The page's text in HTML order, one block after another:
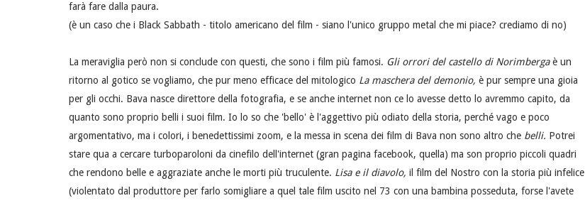
farà fare dalla paura.
(è un caso che i Black Sabbath - titolo americano del film - siano l'unico gruppo metal che mi piace? crediamo di no)
La meraviglia però non si conclude con questi, che sono i film più famosi. Gli orrori del castello di Norimbergaè un
ritorno al gotico se vogliamo, che pur meno efficace del mitologico La maschera del demonio, è pur sempre una gioia
per gli occhi. Bava nasce direttore della fotografia, e se anche internet non ce lo avesse detto lo avremmo capito, da
quanto sono proprio belli i suoi film. Io lo so che 'bello' è l'aggettivo più odiato della storia, perché vago e poco
argomentativo, ma i colori, i benedettissimi zoom, e la messa in scena dei film di Bava non sono altro che belli. Potrei
stare qua a cercare turboparoloni da cinefilo dell'internet (gran pagina facebook, quella) ma son proprio piccoli quadri
che rendono belle e aggraziate anche le morti più truculente. Lisa e il diavolo, il film del Nostro con la storia più infelice
(violentato dal produttore per farlo somigliare a quel tale film uscito nel 73 con una bambina posseduta, forse l'avete